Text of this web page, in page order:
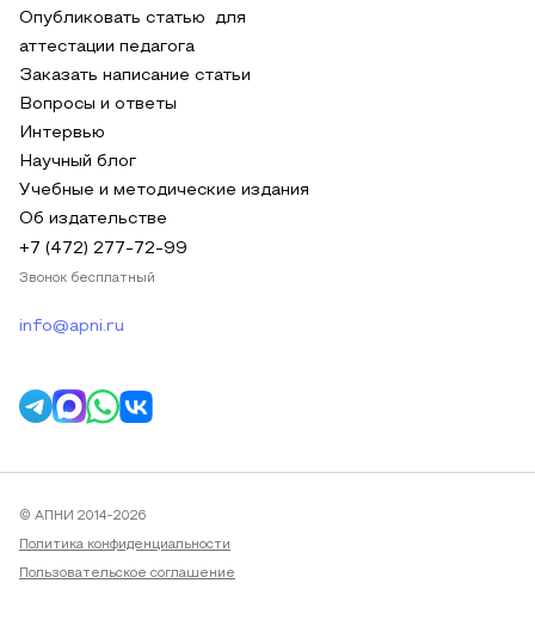
Опубликовать статью для
аттестации педагога
Заказать написание статьи
Вопросы и ответы
Интервью
Научный блог
Учебные и методические издания
Об издательстве
+7 (472) 277-72-99
Звонок бесплатный
info@apni.ru
© АПНИ 2014-2026
Политика конфиденциальности
Пользовательское соглашение